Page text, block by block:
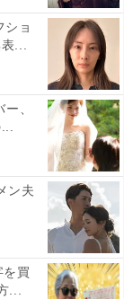
ショ
...
、
ン夫
を買
...